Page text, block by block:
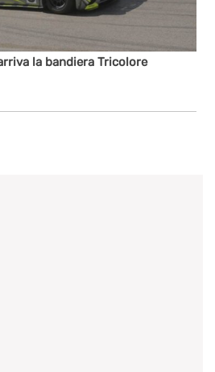
la bandiera Tricolore